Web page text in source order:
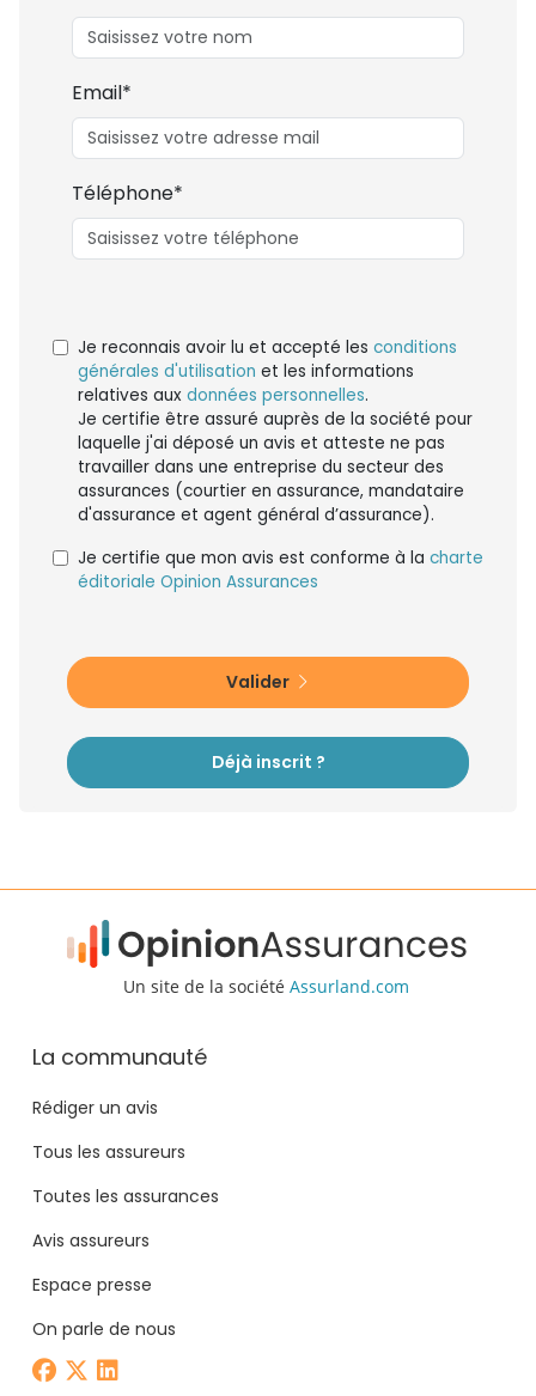
Email*
Téléphone*
Je reconnais avoir lu et accepté les conditions
générales d'utilisation et les informations
relatives aux données personnelles.
Je certifie être assuré auprès de la société pour
laquelle j'ai déposé un avis et atteste ne pas
travailler dans une entreprise du secteur des
assurances (courtier en assurance, mandataire
d'assurance et agent général d’assurance).
Je certifie que mon avis est conforme à la charte
éditoriale Opinion Assurances
Valider
Déjà inscrit ?
Un site de la société Assurland.com
La communauté
Rédiger un avis
Tous les assureurs
Toutes les assurances
Avis assureurs
Espace presse
On parle de nous